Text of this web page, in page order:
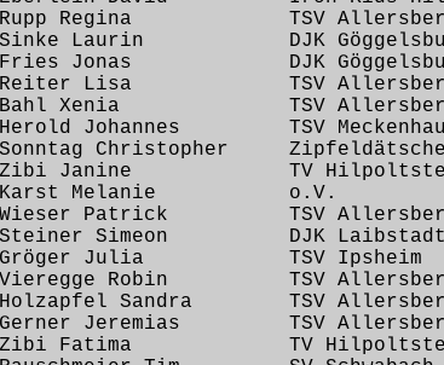
Rupp Regina TSV
Laurin DJK
Jonas DJK
Reiter Lisa TSV
Bahl Xenia TSV
Johannes TSV
Christopher
Zibi Janine TV
Karst Melanie o.V.
Patrick TSV
Simeon DJK Laibstadt
Gröger Julia TSV Ipsheim
Robin TSV
Sandra TSV
Jeremias TSV
Zibi Fatima TV